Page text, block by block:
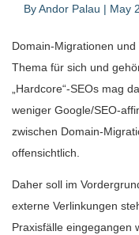
ByAndor Palau | May
Domain-Migrationen
Thema für sich und
„Hardcore“-SEOs mag
weniger Google/SEO-
zwischen Domain-
offensichtlich.
Daher soll im
externe Verlinkungen
Praxisfälle eingegangen